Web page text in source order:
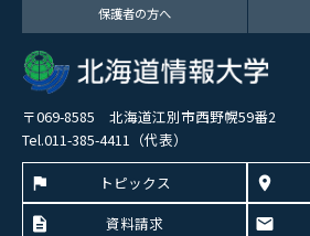
保護者の方へ
〒069-8585 北海道江別市西野幌59番2
Tel.011-385-4411（代表）
トピックス
資料請求